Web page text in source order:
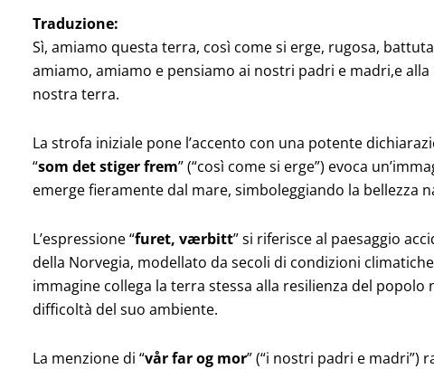
Traduzione:
Sì, amiamo questa terra, così come si erge, rugosa,
amiamo, amiamo e pensiamo ai nostri padri e madri,e
nostra terra.
La strofa iniziale pone l’accento con una potente
“som det stiger frem” (“così come si erge”) evoca
emerge fieramente dal mare, simboleggiando la bellezza
L’espressione “furet, værbitt” si riferisce al paesaggio
della Norvegia, modellato da secoli di condizioni
immagine collega la terra stessa alla resilienza del
difficoltà del suo ambiente.
La menzione di “vår far og mor” (“i nostri padri e madri”)